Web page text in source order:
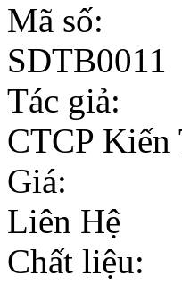
Mã số:
SDTB0011
Tác giả:
CTCP Kiến
Giá:
Liên Hệ
Chất liệu: